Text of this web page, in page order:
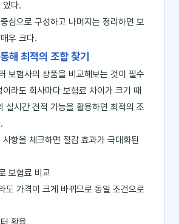
있다.
심으로 구성하고 나머지는 정리하면 보
우 크다.
해 최적의 조합 찾기
보험사의 상품을 비교해보는 것이 필수
라도 회사마다 보험료 차이가 크기 때
실시간 견적 기능을 활용하면 최적의 조
항을 체크하면 절감 효과가 극대화된
보험료 비교
도 가격이 크게 바뀌므로 동일 조건으로